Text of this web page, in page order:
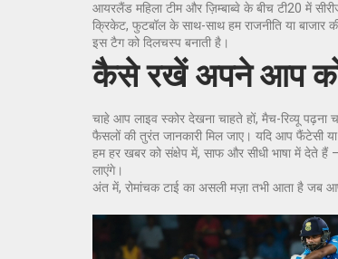
आयरलैंड महिला टीम और ज़िम्बाब्वे के बीच टी20 में
क्रिकेट, फुटबॉल के साथ-साथ हम राजनीति या बाजार
इस टैग को दिलचस्प बनाती है।
कैसे रखें अपने आप
चाहे आप लाइव स्कोर देखना चाहते हों, मैच-रिव्यू
फैसलों की तुरंत जानकारी मिल जाए। यदि आप फैंटेसी
हम हर खबर को संक्षेप में, साफ और सीधी भाषा में देते
लाएंगे।
अंत में, रोमांचक टाई का असली मज़ा तभी आता है जब